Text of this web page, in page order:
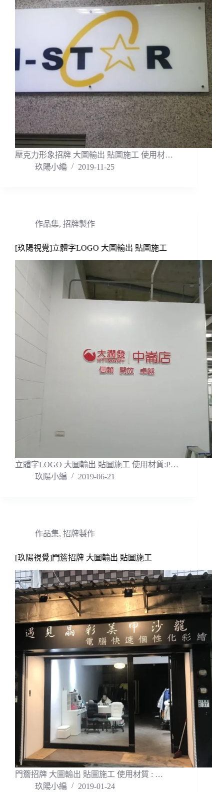
壓克力形象招牌 大圖輸出 貼圖施工 使用材…
玖陽小編
2019-11-25
作品集, 招牌製作
[玖陽視覺]立體字LOGO 大圖輸出 貼圖施工
立體字LOGO 大圖輸出 貼圖施工 使用材質:P…
玖陽小編
2019-06-21
作品集, 招牌製作
[玖陽視覺]門簷招牌 大圖輸出 貼圖施工
門簷招牌 大圖輸出 貼圖施工 使用材質 : …
玖陽小編
2019-01-24